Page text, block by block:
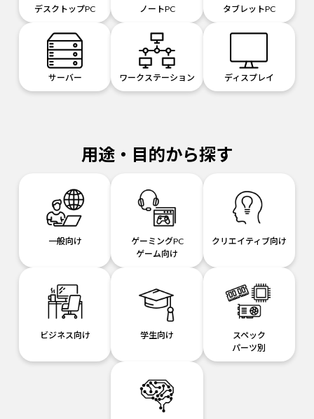
デスクトップPC ノートPC タブレットPC
サーバー ワークステーション ディスプレイ
用途・目的から探す
一般向け
ゲーミングPC
ゲーム向け
クリエイティブ向け
ビジネス向け 学生向け
スペック
パーツ別